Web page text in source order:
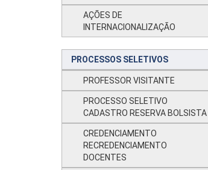
AÇÕES DE
INTERNACIONALIZAÇÃO
PROCESSOS SELETIVOS
PROFESSOR VISITANTE
PROCESSO SELETIVO
CADASTRO RESERVA BOLSISTA
CREDENCIAMENTO
RECREDENCIAMENTO
DOCENTES